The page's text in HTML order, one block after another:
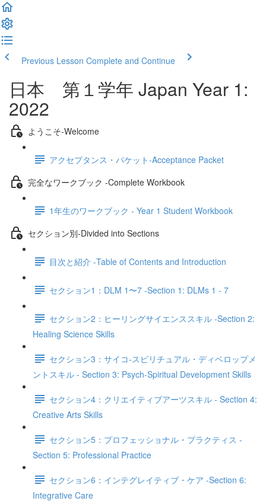
Previous Lesson Complete and Continue
日本 第１学年 Japan Year 1:
2022
ようこそ‐Welcome
アクセプタンス・パケット‐Acceptance Packet
完全なワークブック -Complete Workbook
1年生のワークブック - Year 1 Student Workbook
セクション別‐Divided into Sections
目次と紹介 -Table of Contents and Introduction
セクション1：DLM 1〜7 -Section 1: DLMs 1 - 7
セクション2：ヒーリングサイエンススキル -Section 2:
Healing Science Skills
セクション3：サイコ‐スピリチュアル・ディベロップメ
ントスキル - Section 3: Psych-Spiritual Development Skills
セクション4：クリエイティブアーツスキル - Section 4:
Creative Arts Skills
セクション5：プロフェッショナル・プラクティス -
Section 5: Professional Practice
セクション6：インテグレイティブ・ケア -Section 6:
Integrative Care